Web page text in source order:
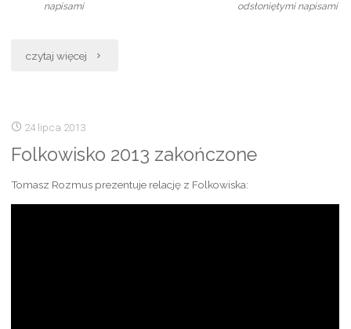
napisami
odsłoniętymi napisami
czytaj więcej „Kamienny
ratujmy
24 lipca 2013
Folkowisko 2013 zakończone
Tomasz Rozmus prezentuje relację z Folkowiska: